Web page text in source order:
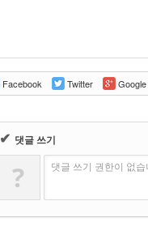
Facebook Twitter Google
✔ 댓글 쓰기
? 댓글 쓰기 권한이 없